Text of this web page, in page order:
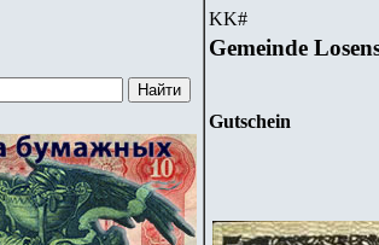
KK#
Gemeinde
Gutschein